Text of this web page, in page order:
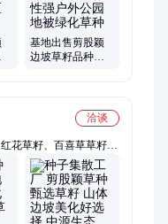
基地出售剪股颖
边坡草籽品种正
洽谈
花草籽、百喜草草籽、
草坪种子、鸭茅种子、
白三叶草子、山坡藤草